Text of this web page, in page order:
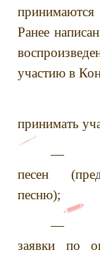
Ранее
участию в
4.3
принимать
—
песен
песню);
—
заявки по